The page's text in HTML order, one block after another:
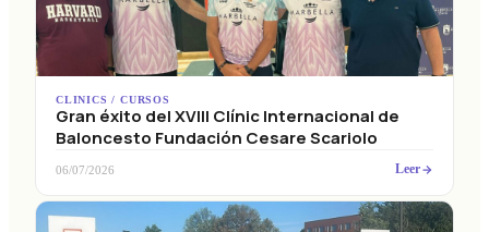
CLINICS / CURSOS
Gran éxito del XVIII Clínic Internacional de
Baloncesto Fundación Cesare Scariolo
06/07/2026 Leer